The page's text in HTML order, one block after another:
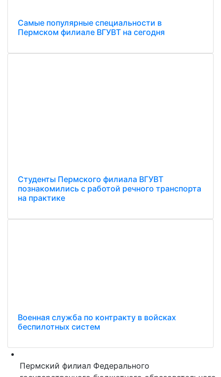
Самые популярные специальности в
Пермском филиале ВГУВТ на сегодня
Студенты Пермского филиала ВГУВТ
познакомились с работой речного транспорта
на практике
Военная служба по контракту в войсках
беспилотных систем
Пермский филиал Федерального